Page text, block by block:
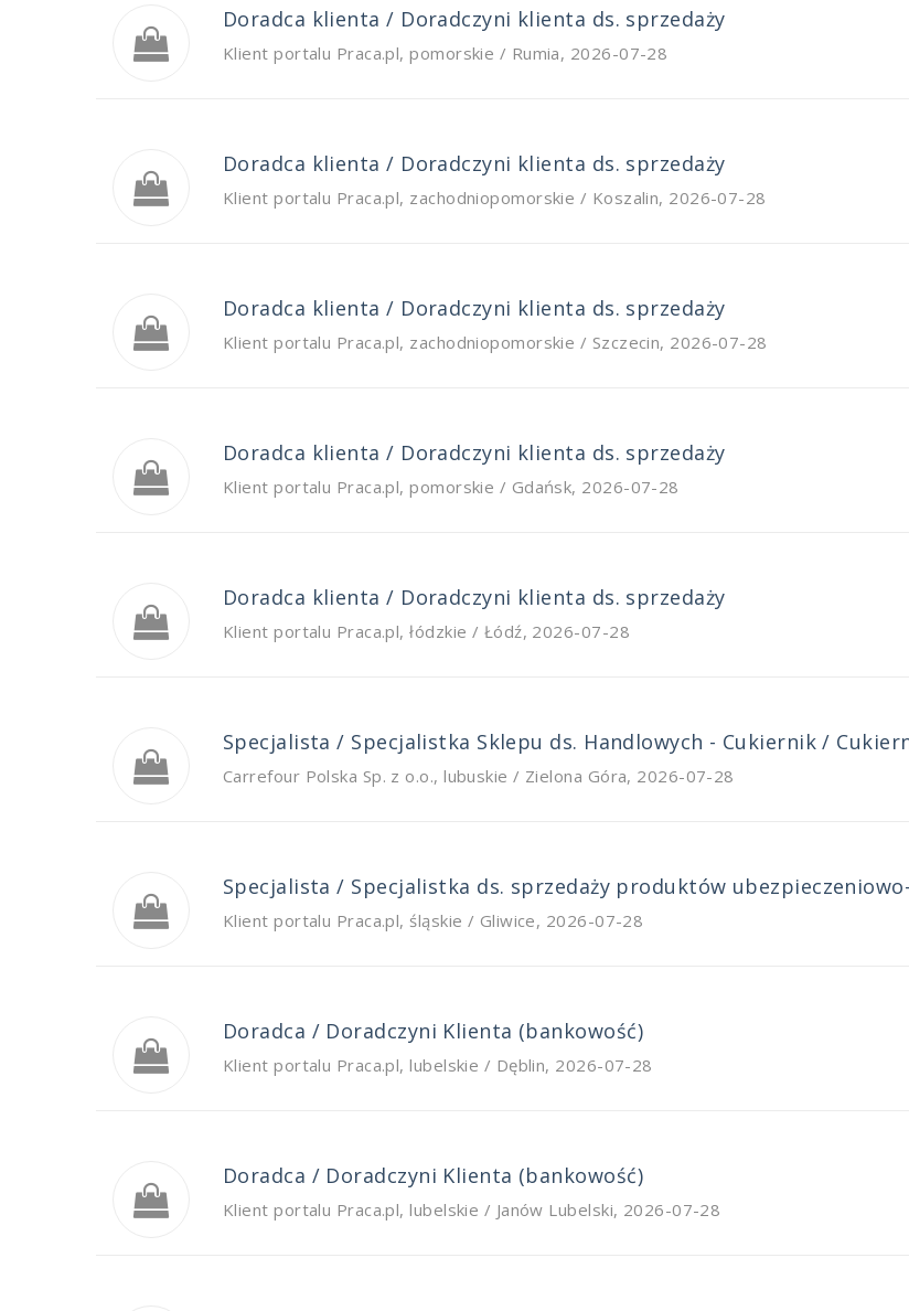
Doradca klienta / Doradczyni klienta ds. sprzedaży
Klient portalu Praca.pl,pomorskie / Rumia, 2026-07-28
Doradca klienta / Doradczyni klienta ds. sprzedaży
Klient portalu Praca.pl, zachodniopomorskie / Koszalin, 2026-07-28
Doradca klienta / Doradczyni klienta ds. sprzedaży
Klient portalu Praca.pl, zachodniopomorskie / Szczecin, 2026-07-28
Doradca klienta / Doradczyni klienta ds. sprzedaży
Klient portalu Praca.pl,pomorskie / Gdańsk, 2026-07-28
Doradca klienta / Doradczyni klienta ds. sprzedaży
Klient portalu Praca.pl,łódzkie / Łódź, 2026-07-28
Specjalista / Specjalistka Sklepu ds. Handlowych - Cukiernik /
Carrefour Polska Sp. z o.o.,lubuskie / Zielona Góra, 2026-07-28
Specjalista / Specjalistka ds. sprzedaży produktów
Klient portalu Praca.pl, śląskie / Gliwice, 2026-07-28
Doradca / Doradczyni Klienta (bankowość)
Klient portalu Praca.pl,lubelskie / Dęblin, 2026-07-28
Doradca / Doradczyni Klienta (bankowość)
Klient portalu Praca.pl,lubelskie / Janów Lubelski, 2026-07-28